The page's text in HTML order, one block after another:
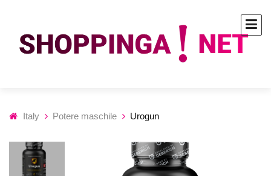
Italy Potere maschile Urogun